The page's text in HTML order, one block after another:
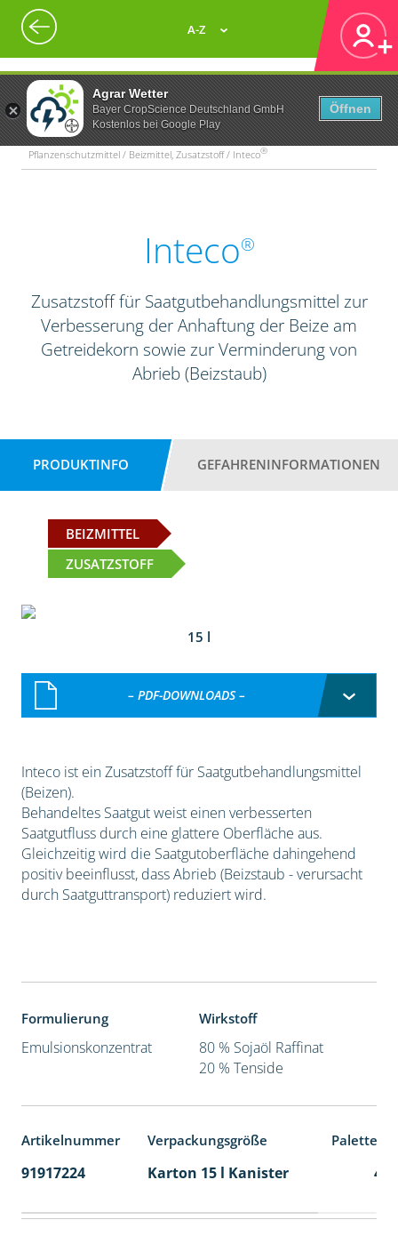
Agrar Wetter
Bayer CropScience Deutschland GmbH
Kostenlos bei Google Play
Öffnen
A-Z
Pflanzenschutzmittel / Beizmittel, Zusatzstoff / Inteco®
Inteco®
Zusatzstoff für Saatgutbehandlungsmittel zur
Verbesserung der Anhaftung der Beize am
Getreidekorn sowie zur Verminderung von
Abrieb (Beizstaub)
PRODUKTINFO GEFAHRENINFORMATIONEN
BEIZMITTEL
ZUSATZSTOFF
15 l
– PDF-DOWNLOADS –
Inteco ist ein Zusatzstoff für Saatgutbehandlungsmittel
(Beizen).
Behandeltes Saatgut weist einen verbesserten
Saatgutfluss durch eine glattere Oberfläche aus.
Gleichzeitig wird die Saatgutoberfläche dahingehend
positiv beeinflusst, dass Abrieb (Beizstaub - verursacht
durch Saatguttransport) reduziert wird.
Formulierung
Emulsionskonzentrat
Wirkstoff
80 % Sojaöl Raffinat
20 % Tenside
Artikelnummer Verpackungsgröße
91917224 Karton 15 l Kanister 48